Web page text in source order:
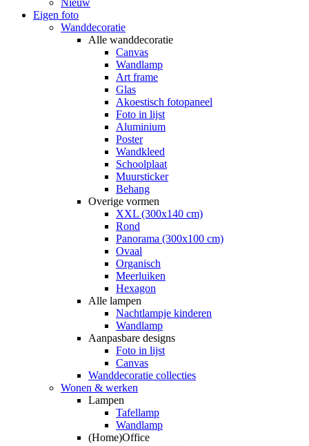
Eigen foto
Wanddecoratie
Alle wanddecoratie
Canvas
Wandlamp
Art frame
Glas
Akoestisch fotopaneel
Foto in lijst
Aluminium
Poster
Wandkleed
Schoolplaat
Muursticker
Behang
Overige vormen
XXL (300x140 cm)
Rond
Panorama (300x100 cm)
Ovaal
Organisch
Meerluiken
Hexagon
Alle lampen
Nachtlampje kinderen
Wandlamp
Aanpasbare designs
Foto in lijst
Canvas
Wanddecoratie collecties
Wonen & werken
Lampen
Tafellamp
Wandlamp
(Home)Office